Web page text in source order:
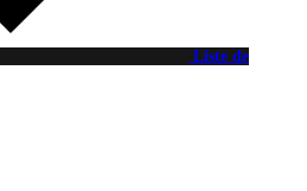
Liste de